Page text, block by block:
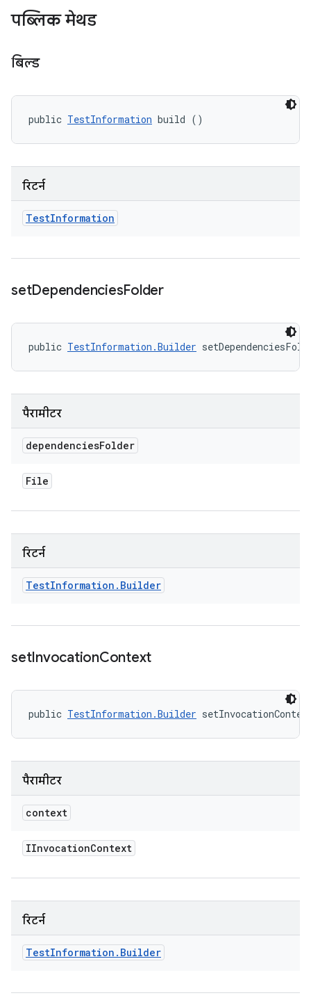
पब्लिक मेथड
बिल्ड
public TestInformation build ()
रिटर्न
TestInformation
setDependenciesFolder
public TestInformation.Builder
पैरामीटर
dependenciesFolder
File
रिटर्न
TestInformation . Builder
setInvocationContext
public TestInformation.Builder
पैरामीटर
context
IInvocationContext
रिटर्न
TestInformation . Builder